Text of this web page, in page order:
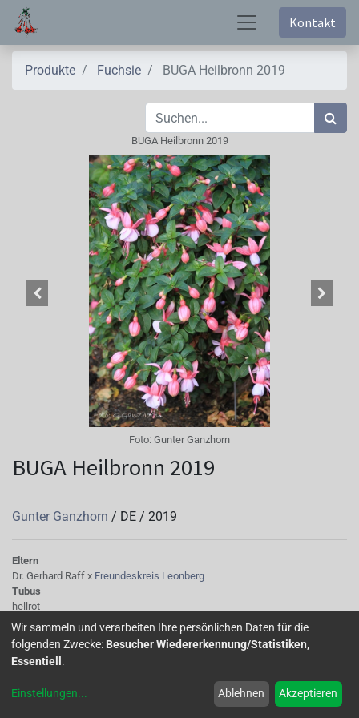
Kontakt
Produkte Fuchsie BUGA Heilbronn 2019
BUGA Heilbronn 2019
Foto: Gunter Ganzhorn
BUGA Heilbronn 2019
Gunter Ganzhorn / DE / 2019
Eltern
Dr. Gerhard Raff x Freundeskreis Leonberg
Tubus
hellrot
Sepalen
hellrot
Korolle/Petalen
hellblau
halbgefüllt, klein
Wir sammeln und verarbeiten Ihre persönlichen Daten für die
folgenden Zwecke: Besucher Wiedererkennung/Statistiken,
Essentiell .
Einstellungen... Ablehnen Akzeptieren